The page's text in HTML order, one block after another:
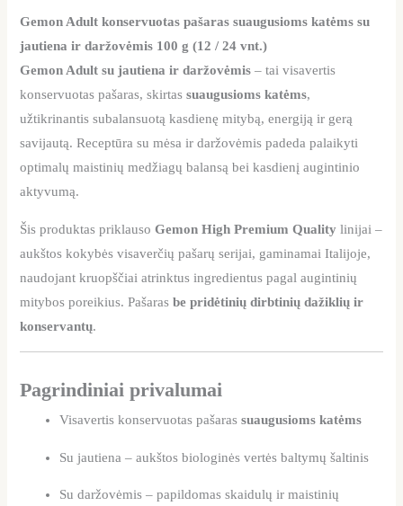
Gemon Adult konservuotas pašaras suaugusioms katėms su
jautiena ir daržovėmis 100 g (12 / 24 vnt.)
Gemon Adult su jautiena ir daržovėmis – tai visavertis
konservuotas pašaras, skirtassuaugusioms katėms,
užtikrinantis subalansuotą kasdienę mitybą, energiją ir gerą
savijautą. Receptūra su mėsa ir daržovėmis padeda palaikyti
optimalų maistinių medžiagų balansą bei kasdienį augintinio
aktyvumą.
Šis produktas priklausoGemon High Premium Quality linijai –
aukštos kokybės visaverčių pašarų serijai, gaminamai Italijoje,
naudojant kruopščiai atrinktus ingredientus pagal augintinių
mitybos poreikius. Pašarasbe pridėtinių dirbtinių dažiklių ir
konservantų.
Pagrindiniai privalumai
Visavertis konservuotas pašarassuaugusioms katėms
Su jautiena – aukštos biologinės vertės baltymų šaltinis
Su daržovėmis – papildomas skaidulų ir maistinių